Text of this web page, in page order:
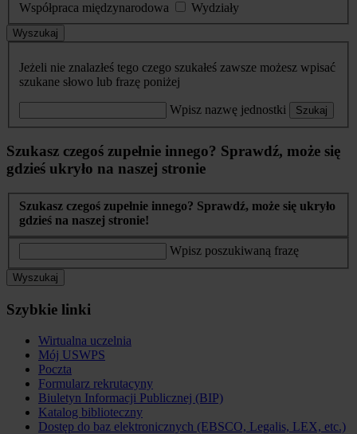
Współpraca międzynarodowa
Wydziały
Wyszukaj
Jeżeli nie znalazłeś tego czego szukałeś zawsze możesz wpisać
szukane słowo lub frazę poniżej
Wpisz nazwę jednostki Szukaj
Szukasz czegoś zupełnie innego? Sprawdź, może się
gdzieś ukryło na naszej stronie
Szukasz czegoś zupełnie innego? Sprawdź, może się ukryło
gdzieś na naszej stronie!
Wpisz poszukiwaną frazę
Wyszukaj
Szybkie linki
Wirtualna uczelnia
Mój USWPS
Poczta
Formularz rekrutacyny
Biuletyn Informacji Publicznej (BIP)
Katalog biblioteczny
Dostęp do baz elektronicznych (EBSCO, Legalis, LEX, etc.)